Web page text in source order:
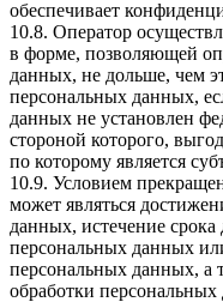
обеспечивает
10.8. Оператор
в форме, позволяющей
данных, не дольше, чем
персональных данных,
данных не установлен
стороной которого,
по которому является
10.9. Условием
может являться
данных, истечение срока
персональных данных
персональных данных, а
обработки